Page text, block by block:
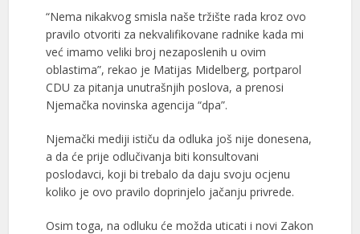
“Nema nikakvog smisla naše tržište rada kroz ovo
pravilo otvoriti za nekvalifikovane radnike kada mi
već imamo veliki broj nezaposlenih u ovim
oblastima”, rekao je Matijas Midelberg, portparol
CDU za pitanja unutrašnjih poslova, a prenosi
Njemačka novinska agencija “dpa”.
Njemački mediji ističu da odluka još nije donesena,
a da će prije odlučivanja biti konsultovani
poslodavci, koji bi trebalo da daju svoju ocjenu
koliko je ovo pravilo doprinjelo jačanju privrede.
Osim toga, na odluku će možda uticati i novi Zakon